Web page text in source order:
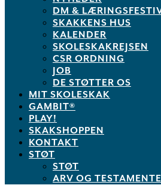
DM &
SKAKKENS HUS
KALENDER
SKOLESKAKREJSEN
CSR ORDNING
JOB
DE STØTTER OS
MIT SKOLESKAK
GAMBIT®
PLAY!
SKAKSHOPPEN
KONTAKT
STØT
STØT
ARV OG TESTAMENTE